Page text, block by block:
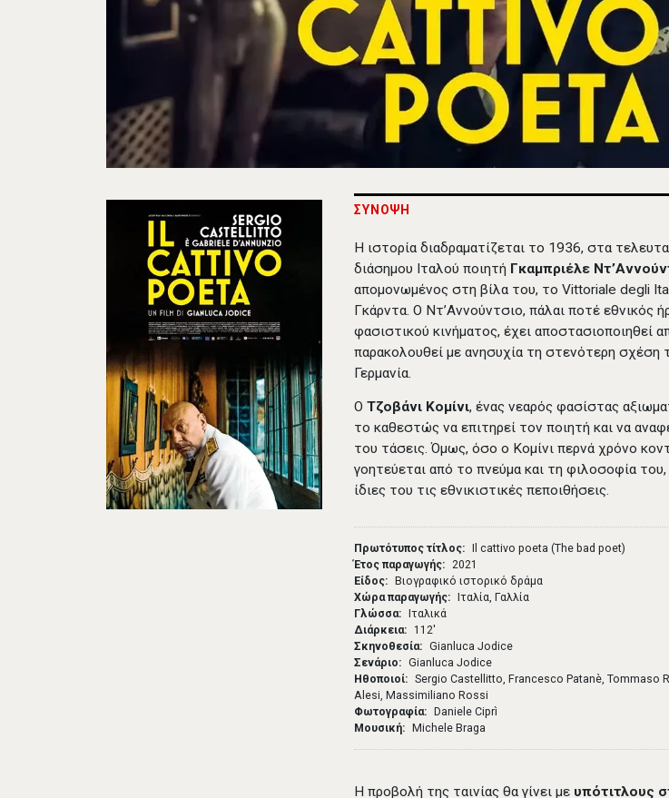
ΣΥΝΟΨΗ
Η ιστορία διαδραματίζεται το 1936, στα
διάσημου Ιταλού ποιητή Γκαμπριέλε
απομονωμένος στη βίλα του, το Vittoriale degli
Γκάρντα. Ο Ντ’Αννούντσιο, πάλαι ποτέ εθνικός
φασιστικού κινήματος, έχει αποστασιοποιηθεί
παρακολουθεί με ανησυχία τη στενότερη σχέση
Γερμανία.
ΟΤζοβάνι Κομίνι, ένας νεαρός φασίστας
το καθεστώς να επιτηρεί τον ποιητή και να
του τάσεις. Όμως, όσο ο Κομίνι περνά χρόνο
γοητεύεται από το πνεύμα και τη φιλοσοφία του,
ίδιες του τις εθνικιστικές πεποιθήσεις.
Πρωτότυπος τίτλος
Il cattivo poeta (The bad poet)
Έτος παραγωγής
2021
Είδος
Βιογραφικό ιστορικό δράμα
Χώρα παραγωγής
Ιταλία, Γαλλία
Γλώσσα
Ιταλικά
Διάρκεια
112′
Σκηνοθεσία
Gianluca Jodice
Σενάριο
Gianluca Jodice
Ηθοποιοί
Sergio Castellitto, Francesco Patanè, Tommaso
Alesi, Massimiliano Rossi
Φωτογραφία
Daniele Ciprì
Μουσική
Michele Braga
Η προβολή της ταινίας θα γίνει με υπότιτλους